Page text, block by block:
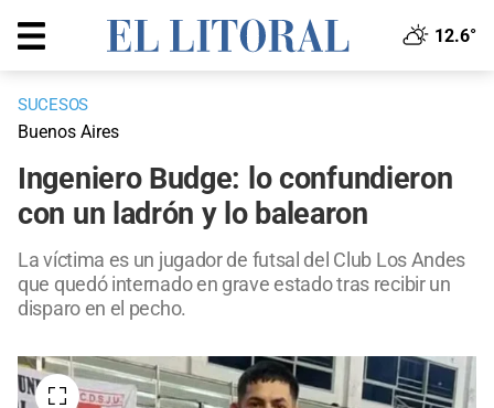
12.6°
SUCESOS
Buenos Aires
Ingeniero Budge: lo confundieron
con un ladrón y lo balearon
La víctima es un jugador de futsal del Club Los Andes
que quedó internado en grave estado tras recibir un
disparo en el pecho.